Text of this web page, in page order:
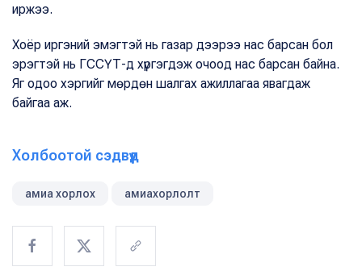
иржээ.
Хоёр иргэний эмэгтэй нь газар дээрээ нас барсан бол
эрэгтэй нь ГССҮТ-д хүргэгдэж очоод нас барсан байна.
Яг одоо хэргийг мөрдөн шалгах ажиллагаа явагдаж
байгаа аж.
Холбоотой сэдвүүд
амиа хорлох амиахорлолт